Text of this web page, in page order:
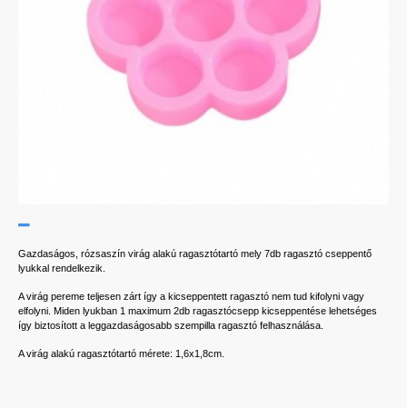
Gazdaságos, rózsaszín virág alakú ragasztótartó mely 7db ragasztó cseppentő
lyukkal rendelkezik.
A virág pereme teljesen zárt így a kicseppentett ragasztó nem tud kifolyni vagy
elfolyni. Miden lyukban 1 maximum 2db ragasztócsepp kicseppentése lehetséges
így biztosított a leggazdaságosabb szempilla ragasztó felhasználása.
A virág alakú ragasztótartó mérete: 1,6x1,8cm.